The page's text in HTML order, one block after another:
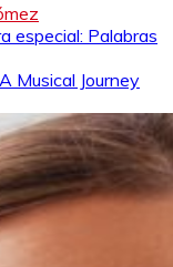
especial: Palabras
Musical Journey